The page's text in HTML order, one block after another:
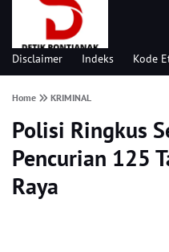
Disclaimer Indeks Kode
Home KRIMINAL
Polisi Ringkus
Pencurian 125
Raya